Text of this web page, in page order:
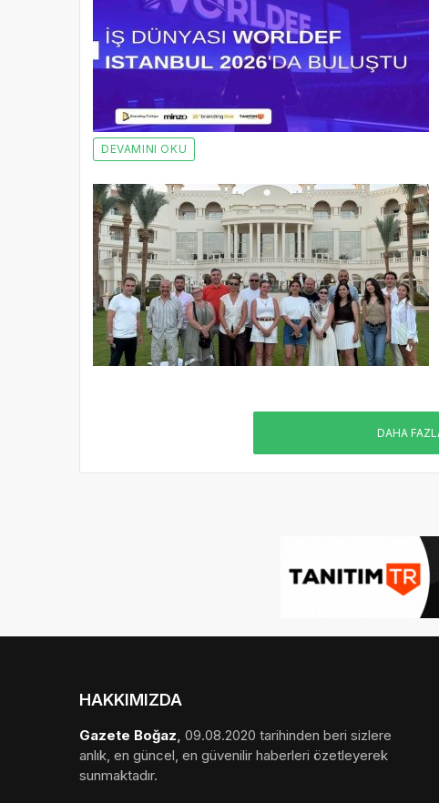
DEVAMINI OKU
DAHA
HAKKIMIZDA
Gazete Boğaz, 09.08.2020 tarihinden beri sizlere
anlık, en güncel, en güvenilir haberleri özetleyerek
sunmaktadır.